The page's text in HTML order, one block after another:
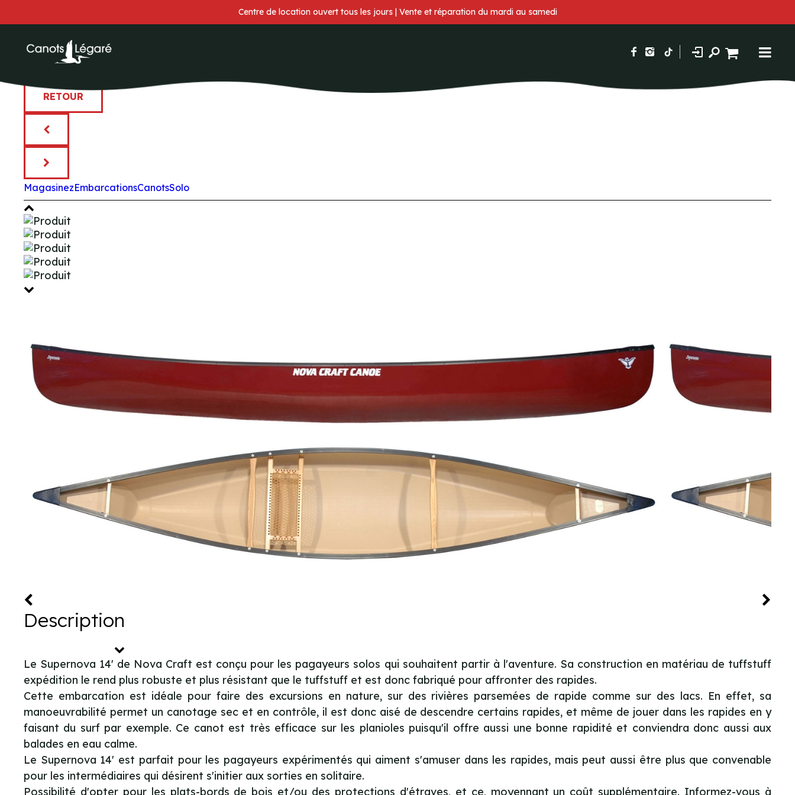
Centre de location ouvert tous les jours | Vente et réparation du mardi au samedi
RETOUR
MagasinezEmbarcationsCanotsSolo
Description
Le Supernova 14' de Nova Craft est conçu pour les pagayeurs solos qui souhaitent partir à l'aventure. Sa construction en matériau de tuffstuff
expédition le rend plus robuste et plus résistant que le tuffstuff et est donc fabriqué pour affronter des rapides.
Cette embarcation est idéale pour faire des excursions en nature, sur des rivières parsemées de rapide comme sur des lacs. En effet, sa
manoeuvrabilité permet un canotage sec et en contrôle, il est donc aisé de descendre certains rapides, et même de jouer dans les rapides en y
faisant du surf par exemple. Ce canot est très efficace sur les planioles puisqu'il offre aussi une bonne rapidité et conviendra donc aussi aux
balades en eau calme.
Le Supernova 14' est parfait pour les pagayeurs expérimentés qui aiment s'amuser dans les rapides, mais peut aussi être plus que convenable
pour les intermédiaires qui désirent s'initier aux sorties en solitaire.
Possibilité d'opter pour les plats-bords de bois et/ou des protections d'étraves, et ce, moyennant un coût supplémentaire. Informez-vous à